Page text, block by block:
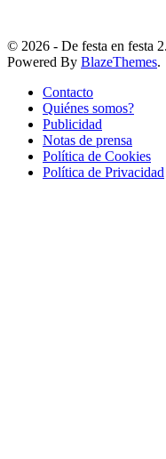
© 2026 - De festa en festa
Powered By BlazeThemes.
Contacto
Quiénes somos?
Publicidad
Notas de prensa
Política de Cookies
Política de Privacidad